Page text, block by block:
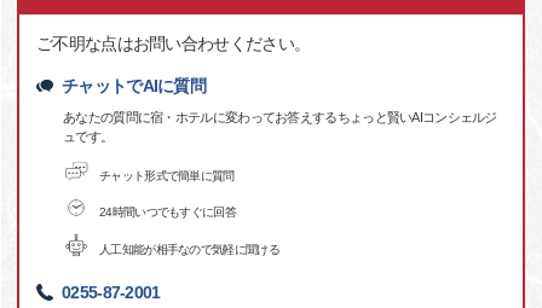
ご不明な点はお問い合わせください。
チャットでAIに質問
あなたの質問に宿・ホテルに変わってお答えするちょっと賢いAIコンシェルジ
ュです。
チャット形式で簡単に質問
24時間いつでもすぐに回答
人工知能が相手なので気軽に聞ける
0255-87-2001